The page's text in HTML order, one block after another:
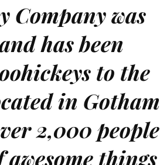
Company was
has been
to the
in Gotham
2,000 people
things